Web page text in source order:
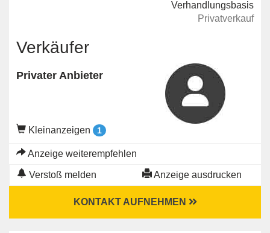
Verhandlungsbasis
Privatverkauf
Verkäufer
Privater Anbieter
Kleinanzeigen 1
Anzeige weiterempfehlen
Verstoß melden Anzeige ausdrucken
KONTAKT AUFNEHMEN